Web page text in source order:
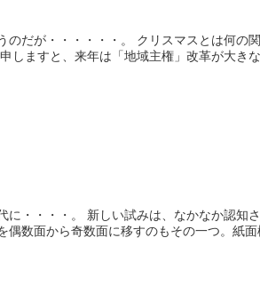
のだが・・・・・・。 クリスマスとは何の
しますと、来年は「地域主権」改革が大き
に・・・・。 新しい試みは、なかなか認知
偶数面から奇数面に移すのもその一つ。紙